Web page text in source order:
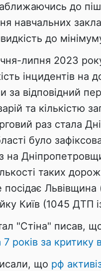
до
навчальних
до
липня 2023
інцидентів на
за відповідний
та кількістю
раз стала
було
на
таких
посідає
Київ (1045 ДТП
"Стіна" писав,
років за критику
що рф